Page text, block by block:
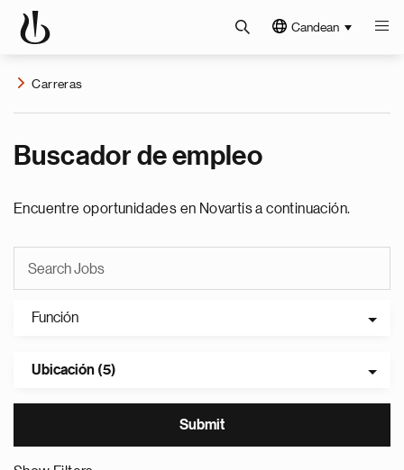
Candean
Carreras
Buscador de empleo
Encuentre oportunidades en Novartis a continuación.
Función
Ubicación (5)